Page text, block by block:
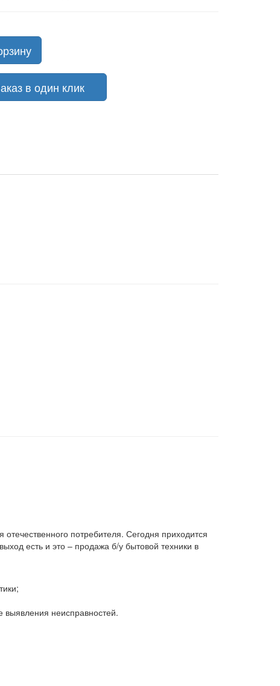
в один клик
потребителя. Сегодня приходится
есть и это – продажа б/у бытовой техники в
выявления неисправностей.